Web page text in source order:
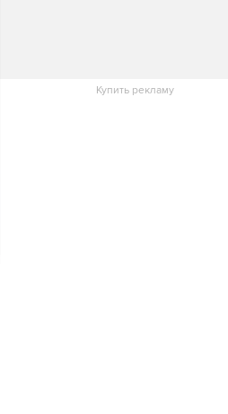
Купить рекламу